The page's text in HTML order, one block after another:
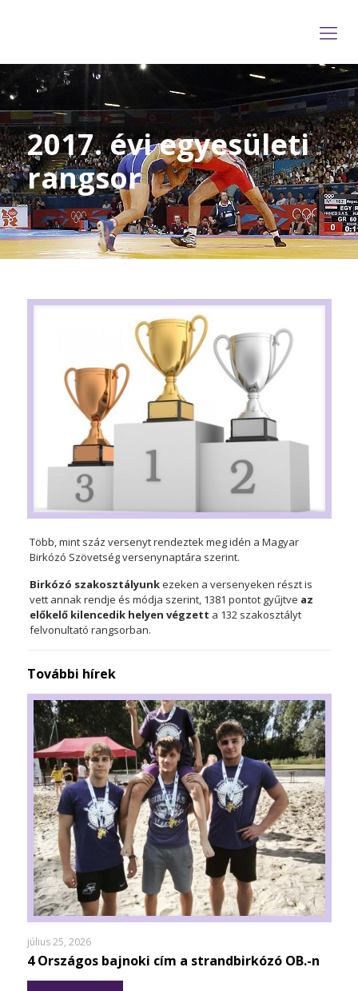
2017. évi egyesületi
rangsor
Több, mint száz versenyt rendeztek meg idén a Magyar
Birkózó Szövetség versenynaptára szerint.
Birkózó szakosztályunkezeken a versenyeken részt is
vett annak rendje és módja szerint, 1381 pontot gyűjtve az
előkelő kilencedik helyen végzett a 132 szakosztályt
felvonultató rangsorban.
További hírek
július 25, 2026
4 Országos bajnoki cím a strandbirkózó OB.-n